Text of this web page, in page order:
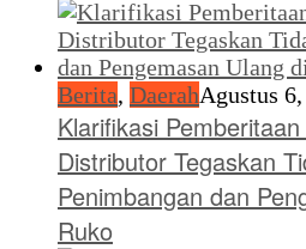
Berita, DaerahAgustus
Klarifikasi
Distributor Tegaskan
Penimbangan dan
Ruko